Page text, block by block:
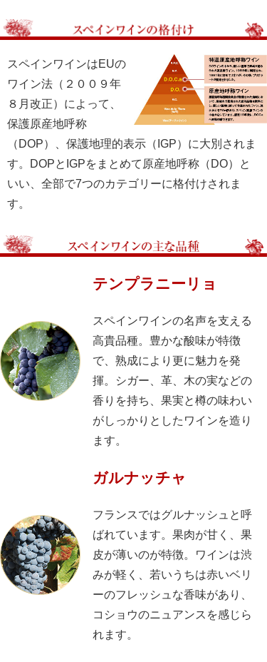
スペインワインはEUの
ワイン法（２００９年
８月改正）によって、
保護原産地呼称
（DOP）、保護地理的表示（IGP）に大別されま
す。DOPとIGPをまとめて原産地呼称（DO）と
いい、全部で7つのカテゴリーに格付けされま
す。
テンプラニーリョ
スペインワインの名声を支える
高貴品種。豊かな酸味が特徴
で、熟成により更に魅力を発
揮。シガー、革、木の実などの
香りを持ち、果実と樽の味わい
がしっかりとしたワインを造り
ます。
ガルナッチャ
フランスではグルナッシュと呼
ばれています。果肉が甘く、果
皮が薄いのが特徴。ワインは渋
みが軽く、若いうちは赤いベリ
ーのフレッシュな香味があり、
コショウのニュアンスを感じら
れます。